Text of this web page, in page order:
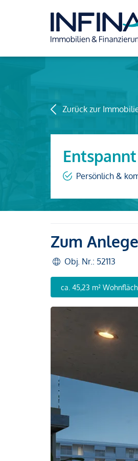
Zurück zur
Persönlich &
Zum
Obj. Nr.: 52113
ca. 45,23 m²